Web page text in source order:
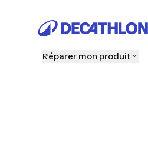
Réparer mon produit